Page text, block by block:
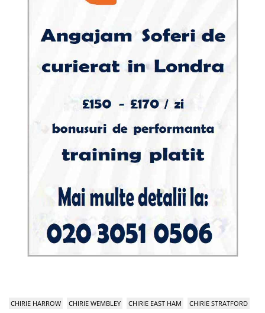
CHIRIE HARROW CHIRIE WEMBLEY CHIRIE EAST HAM
CHIRIE STRATFORD